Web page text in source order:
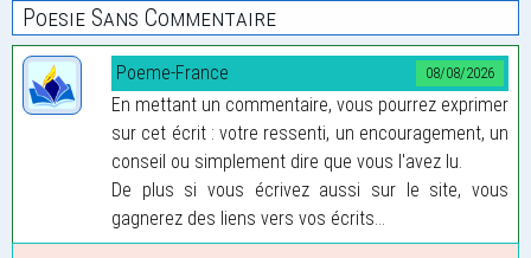
Poesie Sans Commentaire
08/08/2026
Poeme-France
En mettant un commentaire, vous pourrez exprimer
sur cet écrit : votre ressenti, un encouragement, un
conseil ou simplement dire que vous l'avez lu.
De plus si vous écrivez aussi sur le site, vous
gagnerez des liens vers vos écrits...